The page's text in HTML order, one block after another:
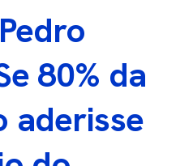
80% da
aderisse